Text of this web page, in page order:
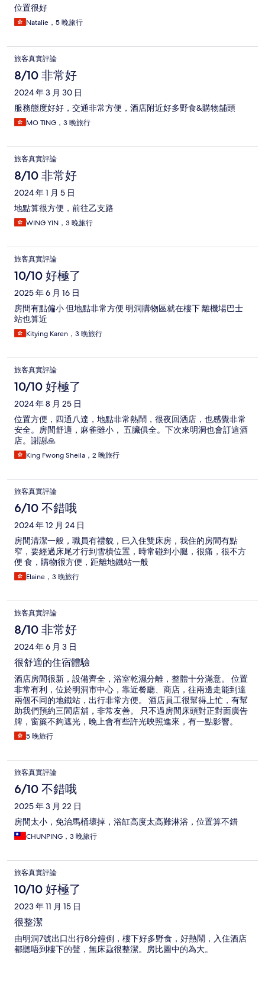
位置很好
Natalie，5 晚旅行
旅客真實評論
8/10 非常好
2024 年 3 月 30 日
服務態度好好，交通非常方便，酒店附近好多野食&購物舖頭
MO TING，3 晚旅行
旅客真實評論
8/10 非常好
2024 年 1 月 5 日
地點算很方便，前往乙支路
WING YIN，3 晚旅行
旅客真實評論
10/10 好極了
2025 年 6 月 16 日
房間有點偏小 但地點非常方便 明洞購物區就在樓下 離機場巴士
站也算近
Kitying Karen，3 晚旅行
旅客真實評論
10/10 好極了
2024 年 8 月 25 日
位置方便，四通八達，地點非常熱鬧，很夜回洒店，也感覺非常
安全。房間舒適，麻雀雖小， 五臟俱全。下次來明洞也會訂這酒
店。謝謝🙏
King Fwong Sheila，2 晚旅行
旅客真實評論
6/10 不錯哦
2024 年 12 月 24 日
房間清潔一般，職員有禮貌，巳入住雙床房，我住的房間有點
窄，要經過床尾才行到雪樻位置，時常碰到小腿，很痛，很不方
便 食，購物很方便，距離地鐵站一般
Elaine，3 晚旅行
旅客真實評論
8/10 非常好
2024 年 6 月 3 日
很舒適的住宿體驗
酒店房間很新，設備齊全，浴室乾濕分離，整體十分滿意。 位置
非常有利，位於明洞市中心，靠近餐廳、商店，往兩邊走能到達
兩個不同的地鐵站，出行非常方便。 酒店員工很幫得上忙，有幫
助我們預約三間店舖，非常友善。 只不過房間床頭對正對面廣告
牌，窗簾不夠遮光，晚上會有些許光映照進來，有一點影響。
5 晚旅行
旅客真實評論
6/10 不錯哦
2025 年 3 月 22 日
房間太小，免治馬桶壞掉，浴缸高度太高難淋浴，位置算不錯
CHUNPING，3 晚旅行
旅客真實評論
10/10 好極了
2023 年 11 月 15 日
很整潔
由明洞7號出口出行8分鐘倒，樓下好多野食，好熱鬧，入住酒店
都聽唔到樓下的聲，無床蝨很整潔。房比圖中的為大。